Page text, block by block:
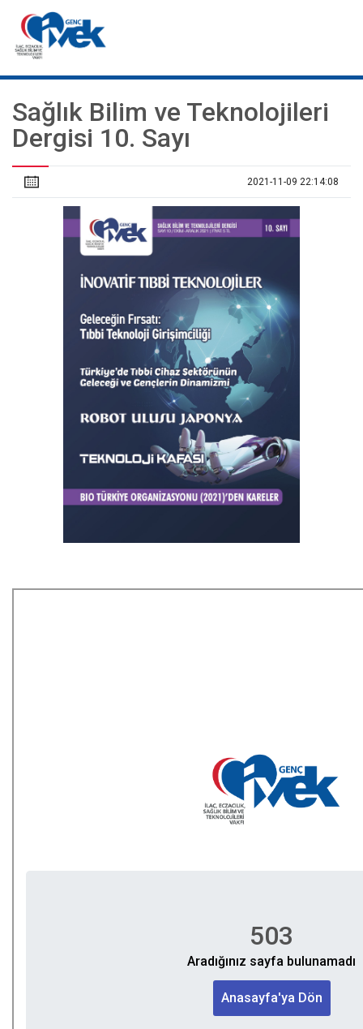
Sağlık Bilim ve Teknolojileri
Dergisi 10. Sayı
2021-11-09 22:14:08